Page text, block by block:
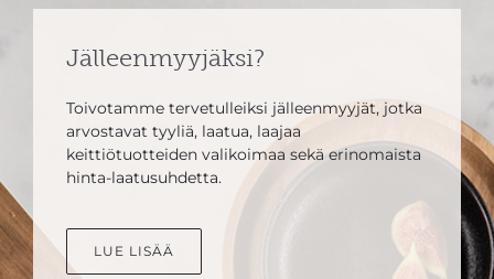
Jälleenmyyjäksi?
Toivotamme tervetulleiksi jälleenmyyjät, jotka
arvostavat tyyliä, laatua, laajaa
keittiötuotteiden valikoimaa sekä erinomaista
hinta-laatusuhdetta.
LUE LISÄÄ